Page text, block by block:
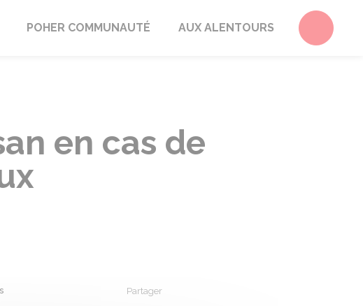
POHER COMMUNAUTÉ AUX ALENTOURS
en cas de
Partager